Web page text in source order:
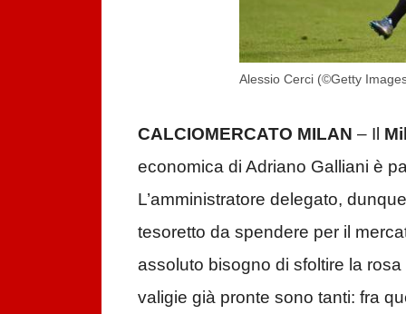
Alessio Cerci (©Getty
CALCIOMERCATO MILAN – Il
economica di Adriano Galliani è
L’amministratore delegato,
tesoretto da spendere per il
assoluto bisogno di sfoltire la
valigie già pronte sono tanti: fra